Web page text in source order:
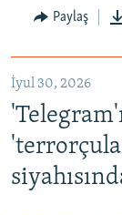
Paylaş
İyul 30, 2026